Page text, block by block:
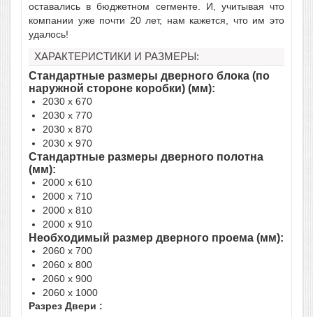
оставались в бюджетном сегменте. И, учитывая что
компании уже почти 20 лет, нам кажется, что им это
удалось!
ХАРАКТЕРИСТИКИ И РАЗМЕРЫ:
Стандартные размеры дверного блока (по
наружной стороне коробки) (мм):
2030 x 670
2030 x 770
2030 x 870
2030 x 970
Стандартные размеры дверного полотна
(мм):
2000 x 610
2000 x 710
2000 x 810
2000 x 910
Необходимый размер дверного проема (мм):
2060 x 700
2060 x 800
2060 x 900
2060 x 1000
Разрез Двери :